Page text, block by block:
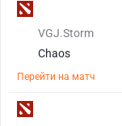
VGJ.Storm
Chaos
Перейти на матч